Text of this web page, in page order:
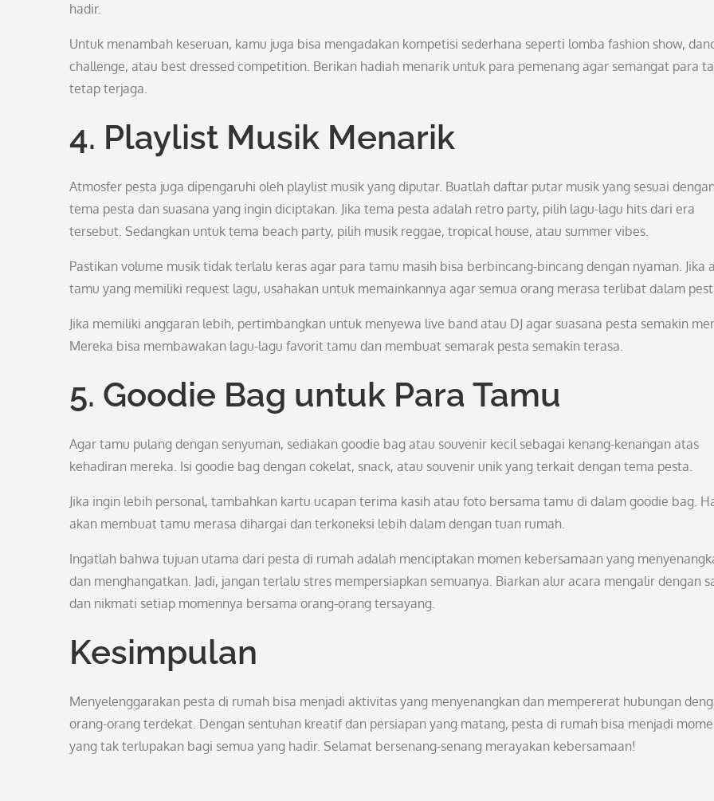
hadir.
Untuk menambah keseruan, kamu juga bisa mengadakan kompetisi sederhana seperti lomba fashion show,
challenge, atau best dressed competition. Berikan hadiah menarik untuk para pemenang agar semangat para
tetap terjaga.
4. Playlist Musik Menarik
Atmosfer pesta juga dipengaruhi oleh playlist musik yang diputar. Buatlah daftar putar musik yang sesuai
tema pesta dan suasana yang ingin diciptakan. Jika tema pesta adalah retro party, pilih lagu-lagu hits dari era
tersebut. Sedangkan untuk tema beach party, pilih musik reggae, tropical house, atau summer vibes.
Pastikan volume musik tidak terlalu keras agar para tamu masih bisa berbincang-bincang dengan nyaman. Jika
tamu yang memiliki request lagu, usahakan untuk memainkannya agar semua orang merasa terlibat dalam
Jika memiliki anggaran lebih, pertimbangkan untuk menyewa live band atau DJ agar suasana pesta semakin
Mereka bisa membawakan lagu-lagu favorit tamu dan membuat semarak pesta semakin terasa.
5. Goodie Bag untuk Para Tamu
Agar tamu pulang dengan senyuman, sediakan goodie bag atau souvenir kecil sebagai kenang-kenangan atas
kehadiran mereka. Isi goodie bag dengan cokelat, snack, atau souvenir unik yang terkait dengan tema pesta.
Jika ingin lebih personal, tambahkan kartu ucapan terima kasih atau foto bersama tamu di dalam goodie bag.
akan membuat tamu merasa dihargai dan terkoneksi lebih dalam dengan tuan rumah.
Ingatlah bahwa tujuan utama dari pesta di rumah adalah menciptakan momen kebersamaan yang
dan menghangatkan. Jadi, jangan terlalu stres mempersiapkan semuanya. Biarkan alur acara mengalir dengan
dan nikmati setiap momennya bersama orang-orang tersayang.
Kesimpulan
Menyelenggarakan pesta di rumah bisa menjadi aktivitas yang menyenangkan dan mempererat hubungan
orang-orang terdekat. Dengan sentuhan kreatif dan persiapan yang matang, pesta di rumah bisa menjadi
yang tak terlupakan bagi semua yang hadir. Selamat bersenang-senang merayakan kebersamaan!